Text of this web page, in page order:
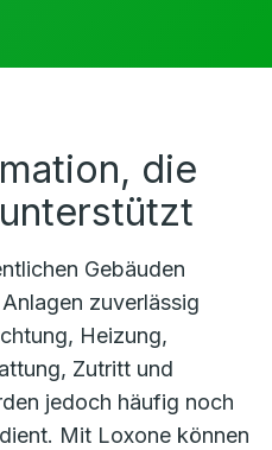
die
Gebäuden
zuverlässig
Heizung,
Zutritt und
jedoch häufig noch
Mit Loxone können